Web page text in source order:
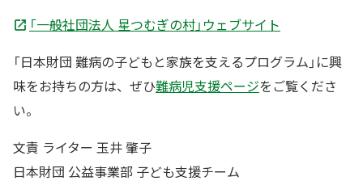
「一般社団法人 星つむぎの村」ウェブサイト
「日本財団 難病の子どもと家族を支えるプログラム」に興
味をお持ちの方は、ぜひ難病児支援ページをご覧くださ
い。
文責 ライター 玉井 肇子
日本財団 公益事業部 子ども支援チーム